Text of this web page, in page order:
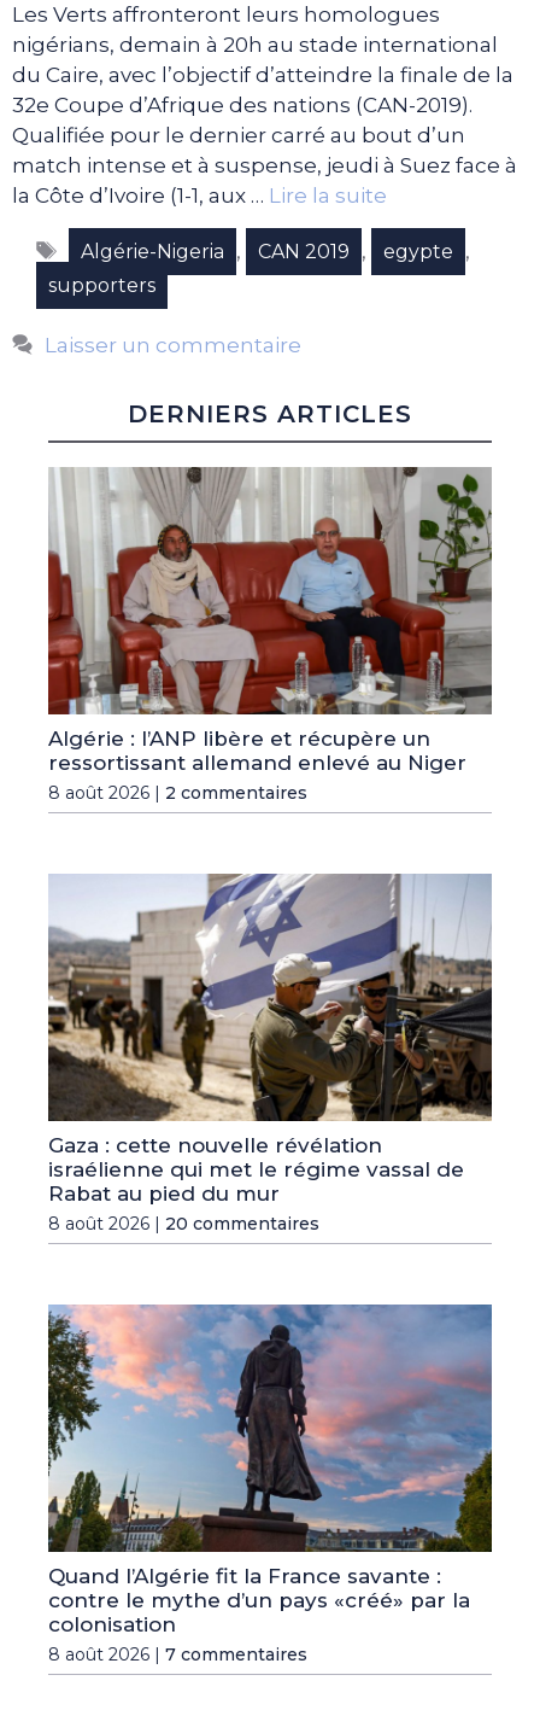
Les Verts affronteront leurs homologues
nigérians, demain à 20h au stade international
du Caire, avec l’objectif d’atteindre la finale de la
32e Coupe d’Afrique des nations (CAN-2019).
Qualifiée pour le dernier carré au bout d’un
match intense et à suspense, jeudi à Suez face à
la Côte d’Ivoire (1-1, aux … Lire la suite
Étiquettes
Algérie-Nigeria , CAN 2019 , egypte ,
supporters
Laisser un commentaire
DERNIERS ARTICLES
Algérie : l’ANP libère et récupère un
ressortissant allemand enlevé au Niger
8 août 2026 | 2 commentaires
Gaza : cette nouvelle révélation
israélienne qui met le régime vassal de
Rabat au pied du mur
8 août 2026 | 20 commentaires
Quand l’Algérie fit la France savante :
contre le mythe d’un pays «créé» par la
colonisation
8 août 2026 | 7 commentaires